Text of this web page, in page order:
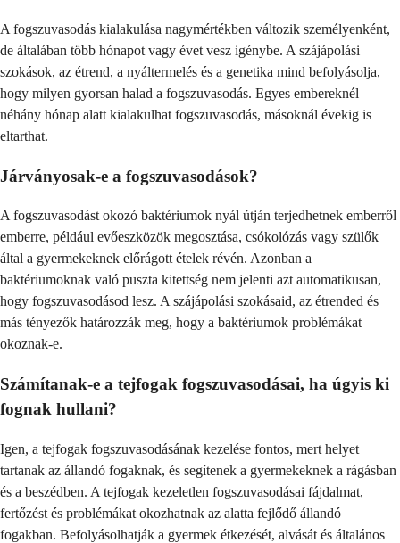
A fogszuvasodás kialakulása nagymértékben változik személyenként,
de általában több hónapot vagy évet vesz igénybe. A szájápolási
szokások, az étrend, a nyáltermelés és a genetika mind befolyásolja,
hogy milyen gyorsan halad a fogszuvasodás. Egyes embereknél
néhány hónap alatt kialakulhat fogszuvasodás, másoknál évekig is
eltarthat.
Járványosak-e a fogszuvasodások?
A fogszuvasodást okozó baktériumok nyál útján terjedhetnek emberről
emberre, például evőeszközök megosztása, csókolózás vagy szülők
által a gyermekeknek előrágott ételek révén. Azonban a
baktériumoknak való puszta kitettség nem jelenti azt automatikusan,
hogy fogszuvasodásod lesz. A szájápolási szokásaid, az étrended és
más tényezők határozzák meg, hogy a baktériumok problémákat
okoznak-e.
Számítanak-e a tejfogak fogszuvasodásai, ha úgyis ki
fognak hullani?
Igen, a tejfogak fogszuvasodásának kezelése fontos, mert helyet
tartanak az állandó fogaknak, és segítenek a gyermekeknek a rágásban
és a beszédben. A tejfogak kezeletlen fogszuvasodásai fájdalmat,
fertőzést és problémákat okozhatnak az alatta fejlődő állandó
fogakban. Befolyásolhatják a gyermek étkezését, alvását és általános